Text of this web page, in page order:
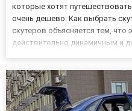
которые хотят
очень дешево. Как выбрать
скутеров объясняется тем,
действительно динамичным и
никаких до...